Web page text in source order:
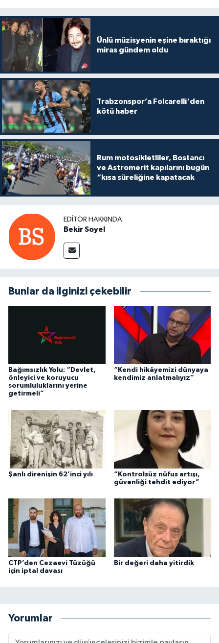
Ünlü müzisyenin eşine bıraktığı
miras gündem oldu
Trabzonspor’a Folcarelli'den
kötü haber
Rum motosikletliler, Bostancı
ve Astromerit kapılarını bugün
“kısa süreliğine kapatacak
EDITÖR HAKKINDA
Bekir Soyel
Bunlar da ilginizi çekebilir
Bağımsızlık Yolu: “Devlet,
önleyici ve koruyucu
sorumluluklarını yerine
getirmeli”
“Kendi hikâyemizi dünyaya
kendimiz anlatmalıyız”
Şanlı direnişin 62’inci yılı
“Kontrolsüz nüfus artışı,
güvenliği tehdit ediyor”
CTP’den Cezaevi Tüzüğü
için iptal davası
Bir değeri daha yitirdik
Yorumlar